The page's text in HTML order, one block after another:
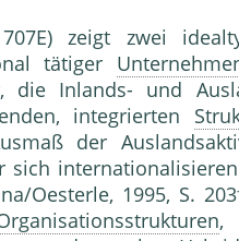
zeigt zwei
tätiger
, die Inlands- und
integrierten
der
sich
Oesterle, 1995, S.
,